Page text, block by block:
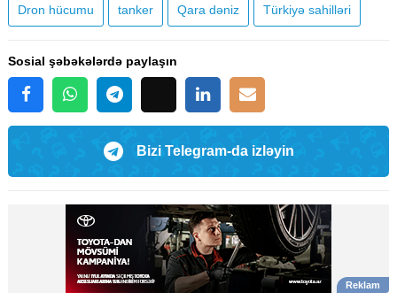
Dron hücumu tanker Qara dəniz Türkiyə sahilləri
Sosial şəbəkələrdə paylaşın
Bizi Telegram-da izləyin